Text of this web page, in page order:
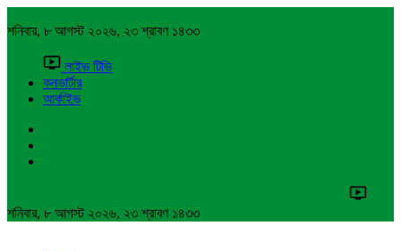
শনিবার, ৮ আগস্ট ২০২৬, ২৩ শ্রাবণ ১৪৩৩
লাইভ টিভি
কনভার্টার
আর্কাইভ
শনিবার, ৮ আগস্ট ২০২৬, ২৩ শ্রাবণ ১৪৩৩